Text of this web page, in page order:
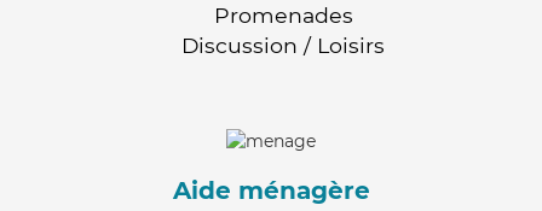
Promenades
Discussion / Loisirs
Aide ménagère